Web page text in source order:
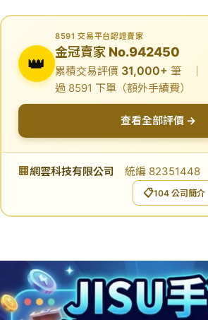
👑
8591 交易平台認證賣家
金冠賣家 No.942450
累積交易評價 31,000+ 筆 ｜
過 8591 下單（額外手續費）
查看全部評價 →
🏢 網雲科技有限公司 統編 82351448
📋104 公司簡介